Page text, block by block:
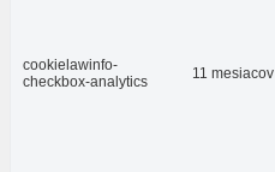
cookielawinfo-
checkbox-analytics
11 mesiacov